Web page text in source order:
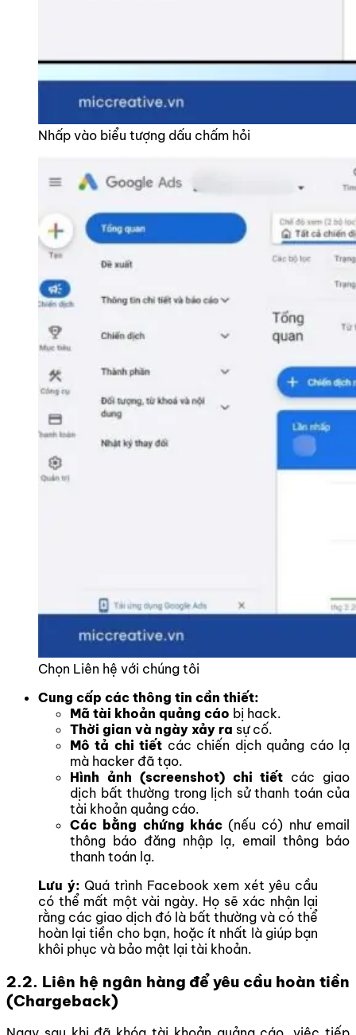
Nhấp vào biểu tượng dấu chấm hỏi
Chọn Liên hệ với chúng tôi
Cung cấp các thông tin cần thiết:
Mã tài khoản quảng cáo bị hack.
Thời gian và ngày xảy ra sự cố.
Mô tả chi tiết các chiến dịch quảng cáo lạ
mà hacker đã tạo.
Hình ảnh (screenshot) chi tiết các giao
dịch bất thường trong lịch sử thanh toán của
tài khoản quảng cáo.
Các bằng chứng khác(nếu có) như email
thông báo đăng nhập lạ, email thông báo
thanh toán lạ.
Lưu ý: Quá trình Facebook xem xét yêu cầu
có thể mất một vài ngày. Họ sẽ xác nhận lại
rằng các giao dịch đó là bất thường và có thể
hoàn lại tiền cho bạn, hoặc ít nhất là giúp bạn
khôi phục và bảo mật lại tài khoản.
2.2. Liên hệ ngân hàng để yêu cầu hoàn tiền
(Chargeback)